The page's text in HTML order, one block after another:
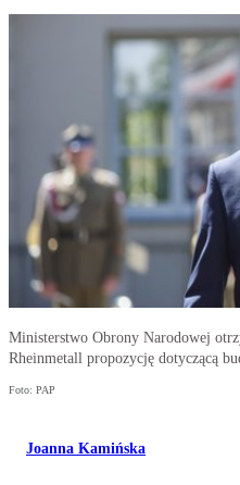
Ministerstwo Obrony Narodowej
Rheinmetall propozycję dotyczącą
Foto: PAP
Joanna Kamińska